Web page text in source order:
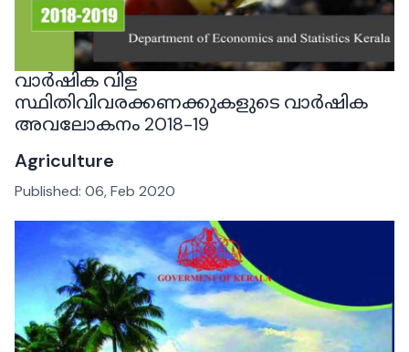
വാർഷിക വിള
സ്ഥിതിവിവരക്കണക്കുകളുടെ വാർഷിക
അവലോകനം 2018-19
Agriculture
Published: 06, Feb 2020